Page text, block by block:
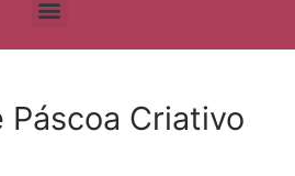
Páscoa Criativo